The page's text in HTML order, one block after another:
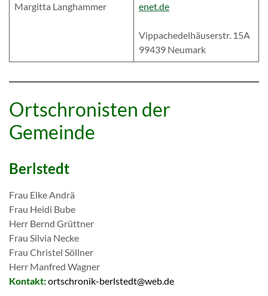
Margitta Langhammer
enet.de
Vippachedelhäuserstr. 15A
99439 Neumark
Ortschronisten der
Gemeinde
Berlstedt
Frau Elke Andrä
Frau Heidi Bube
Herr Bernd Grüttner
Frau Silvia Necke
Frau Christel Söllner
Herr Manfred Wagner
Kontakt:ortschronik-berlstedt@web.de